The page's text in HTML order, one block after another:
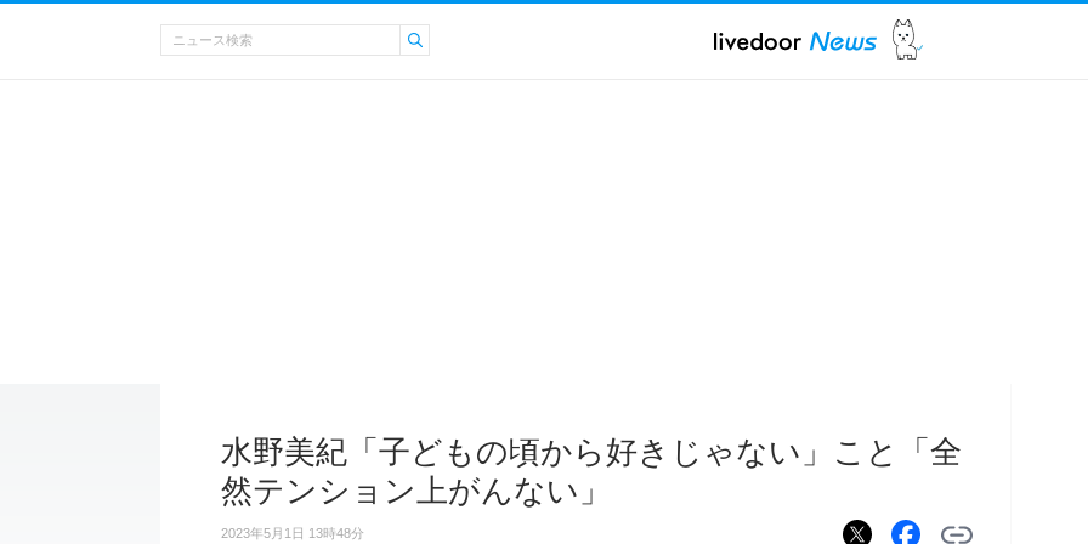
水野美紀「子どもの頃から好きじゃない」こと「全
然テンション上がんない」
2023年5月1日 13時48分